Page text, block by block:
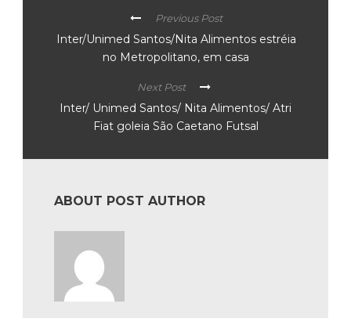
Previous Post
Inter/Unimed Santos/Nita Alimentos estréia
no Metropolitano, em casa
Next Post
Inter/ Unimed Santos/ Nita Alimentos/ Atri
Fiat goleia São Caetano Futsal
ABOUT POST AUTHOR